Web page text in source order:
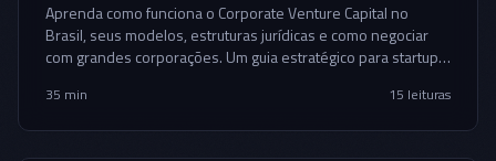
Aprenda como funciona o Corporate Venture Capital no
Brasil, seus modelos, estruturas jurídicas e como negociar
com grandes corporações. Um guia estratégico para startups
35 min 15 leituras